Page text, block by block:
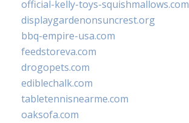
official-kelly-toys-squishmallows.com
displaygardenonsuncrest.org
bbq-empire-usa.com
feedstoreva.com
drogopets.com
ediblechalk.com
tabletennisnearme.com
oaksofa.com